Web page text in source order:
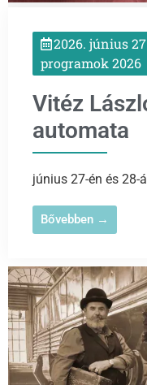
2026. június
programok 2026
Vitéz
automata
június 27-én és 28-
Bővebben →